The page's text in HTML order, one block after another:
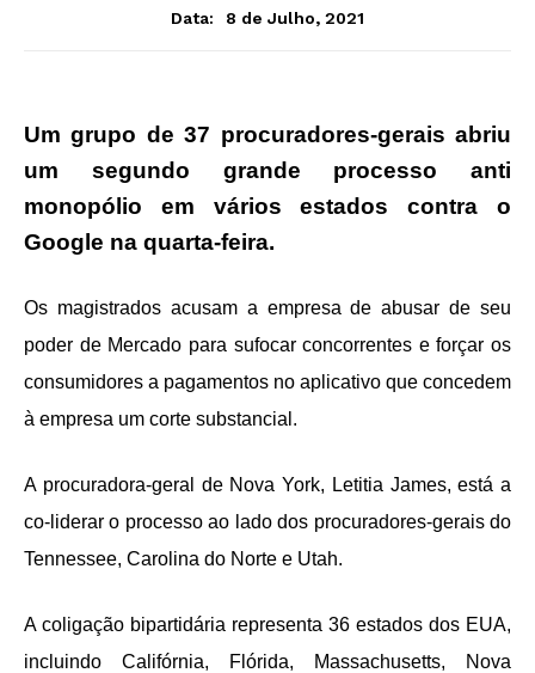
Data:
8 de Julho, 2021
Um grupo de 37 procuradores-gerais abriu
um segundo grande processo anti
monopólio em vários estados contra o
Google na quarta-feira.
Os magistrados acusam a empresa de abusar de seu
poder de Mercado para sufocar concorrentes e forçar os
consumidores a pagamentos no aplicativo que concedem
à empresa um corte substancial.
A procuradora-geral de Nova York, Letitia James, está a
co-liderar o processo ao lado dos procuradores-gerais do
Tennessee, Carolina do Norte e Utah.
A coligação bipartidária representa 36 estados dos EUA,
incluindo Califórnia, Flórida, Massachusetts, Nova